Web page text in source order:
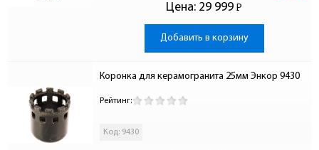
Цена: 29 999 Р
-
Добавить в корзину
Коронка для керамогранита 25мм Энкор 9430
Рейтинг:
Код: 9430